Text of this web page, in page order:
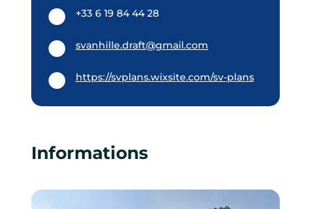
+33 6 19 84 44 28
svanhille.draft@gmail.com
https://svplans.wixsite.com/sv-plans
Informations